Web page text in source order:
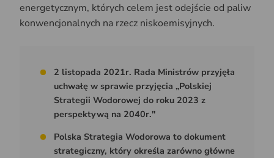
energetycznym, których celem jest odejście od paliw
konwencjonalnych na rzecz niskoemisyjnych.
2 listopada 2021r. Rada Ministrów przyjęła
uchwałę w sprawie przyjęcia „Polskiej
Strategii Wodorowej do roku 2023 z
perspektywą na 2040r."
Polska Strategia Wodorowa to dokument
strategiczny, który określa zarówno główne